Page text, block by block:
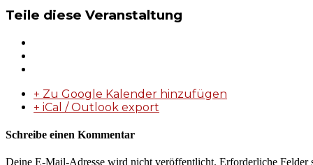
Teile diese Veranstaltung
+ Zu Google Kalender hinzufügen
+ iCal / Outlook export
Schreibe einen Kommentar
Deine E-Mail-Adresse wird nicht veröffentlicht. Erforderliche Felder